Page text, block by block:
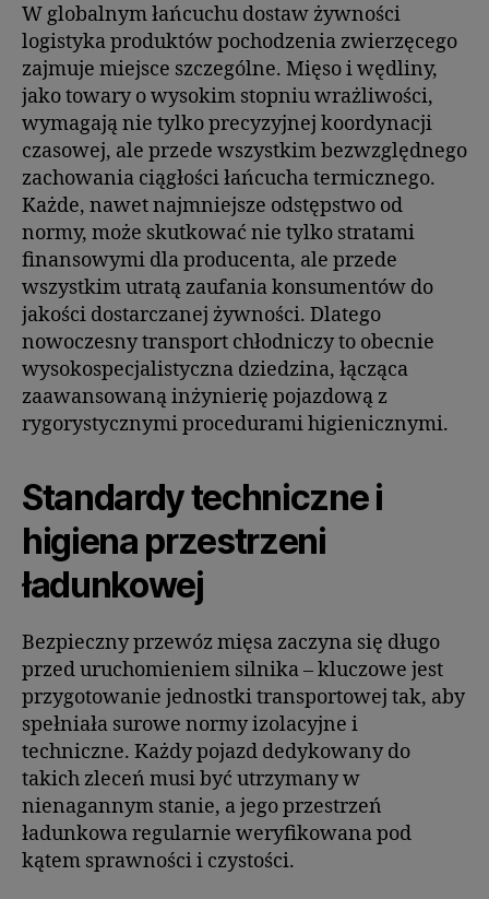
W globalnym łańcuchu dostaw żywności
logistyka produktów pochodzenia zwierzęcego
zajmuje miejsce szczególne. Mięso i wędliny,
jako towary o wysokim stopniu wrażliwości,
wymagają nie tylko precyzyjnej koordynacji
czasowej, ale przede wszystkim bezwzględnego
zachowania ciągłości łańcucha termicznego.
Każde, nawet najmniejsze odstępstwo od
normy, może skutkować nie tylko stratami
finansowymi dla producenta, ale przede
wszystkim utratą zaufania konsumentów do
jakości dostarczanej żywności. Dlatego
nowoczesny transport chłodniczy to obecnie
wysokospecjalistyczna dziedzina, łącząca
zaawansowaną inżynierię pojazdową z
rygorystycznymi procedurami higienicznymi.
Standardy techniczne i
higiena przestrzeni
ładunkowej
Bezpieczny przewóz mięsa zaczyna się długo
przed uruchomieniem silnika – kluczowe jest
przygotowanie jednostki transportowej tak, aby
spełniała surowe normy izolacyjne i
techniczne. Każdy pojazd dedykowany do
takich zleceń musi być utrzymany w
nienagannym stanie, a jego przestrzeń
ładunkowa regularnie weryfikowana pod
kątem sprawności i czystości.